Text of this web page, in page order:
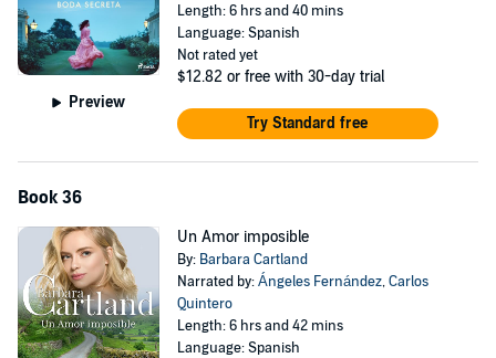
Preview
Length: 6 hrs and 40 mins
Language: Spanish
Not rated yet
$12.82 or free with 30-day trial
Try Standard free
Book 36
Un Amor imposible
By: Barbara Cartland
Narrated by:Ángeles Fernández,Carlos
Quintero
Length: 6 hrs and 42 mins
Language: Spanish